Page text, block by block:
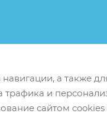
а также
трафика и
сайтом